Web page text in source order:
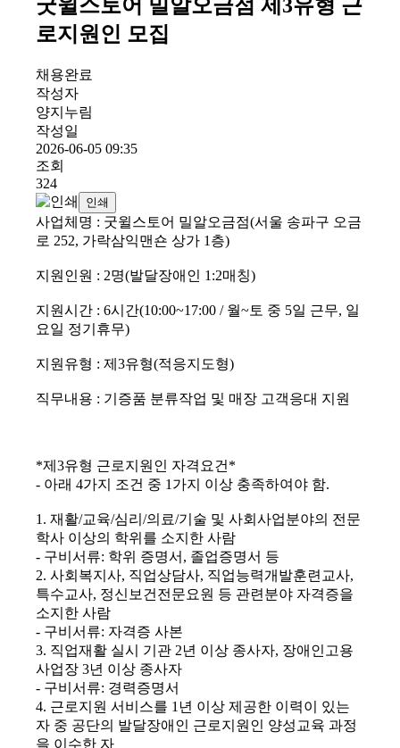
굿윌스토어 밀알오금점 제3유형 근
로지원인 모집
채용완료
작성자
양지누림
작성일
2026-06-05 09:35
조회
324
인쇄
사업체명 : 굿윌스토어 밀알오금점(서울 송파구 오금
로 252, 가락삼익맨숀 상가 1층)
지원인원 : 2명(발달장애인 1:2매칭)
지원시간 : 6시간(10:00~17:00 / 월~토 중 5일 근무, 일
요일 정기휴무)
지원유형 : 제3유형(적응지도형)
직무내용 : 기증품 분류작업 및 매장 고객응대 지원
*제3유형 근로지원인 자격요건*
- 아래 4가지 조건 중 1가지 이상 충족하여야 함.
1. 재활/교육/심리/의료/기술 및 사회사업분야의 전문
학사 이상의 학위를 소지한 사람
- 구비서류: 학위 증명서, 졸업증명서 등
2. 사회복지사, 직업상담사, 직업능력개발훈련교사,
특수교사, 정신보건전문요원 등 관련분야 자격증을
소지한 사람
- 구비서류: 자격증 사본
3. 직업재활 실시 기관 2년 이상 종사자, 장애인고용
사업장 3년 이상 종사자
- 구비서류: 경력증명서
4. 근로지원 서비스를 1년 이상 제공한 이력이 있는
자 중 공단의 발달장애인 근로지원인 양성교육 과정
을 이수한 자